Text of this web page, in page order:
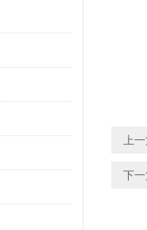
上
下一